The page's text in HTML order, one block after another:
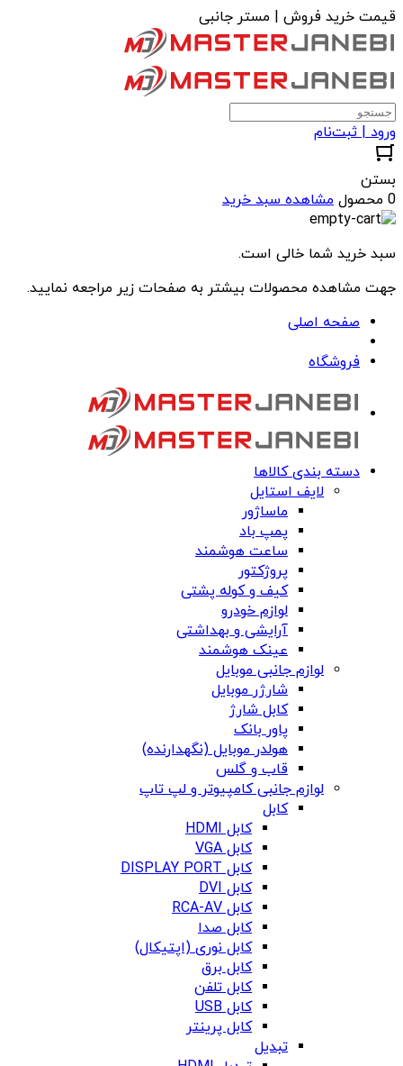
قیمت خرید فروش | مستر جانبی
ورود | ثبت‌نام
بستن
0 محصول
مشاهده سبد خرید
سبد خرید شما خالی است.
جهت مشاهده محصولات بیشتر به صفحات زیر مراجعه نمایید.
صفحه اصلی
فروشگاه
دسته بندی کالاها
لایف استایل
ماساژور
پمپ باد
ساعت هوشمند
پروژکتور
کیف و کوله پشتی
لوازم خودرو
آرایشی و بهداشتی
عینک هوشمند
لوازم جانبی موبایل
شارژر موبایل
کابل شارژ
پاور بانک
هولدر موبایل (نگهدارنده)
قاب و گلس
لوازم جانبی کامپیوتر و لپ تاپ
کابل
کابل HDMI
کابل VGA
کابل DISPLAY PORT
کابل DVI
کابل RCA-AV
کابل صدا
کابل نوری (اپتیکال)
کابل برق
کابل تلفن
کابل USB
کابل پرینتر
تبدیل